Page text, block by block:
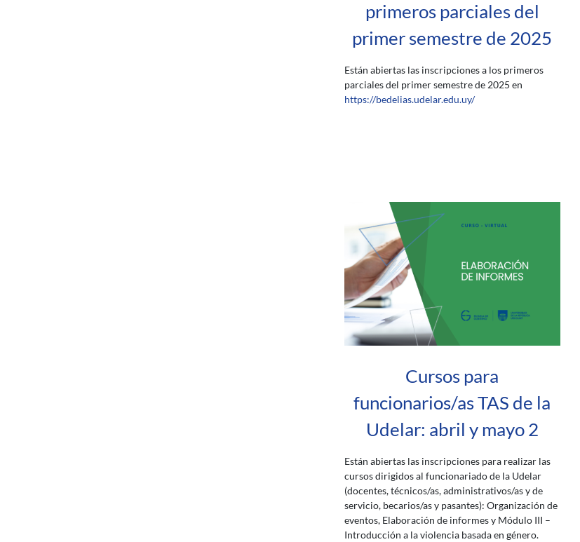
primeros parciales del
primer semestre de 2025
Están abiertas las inscripciones a los primeros
parciales del primer semestre de 2025 en
https://bedelias.udelar.edu.uy/
Cursos para
funcionarios/as TAS de la
Udelar: abril y mayo 2
Están abiertas las inscripciones para realizar las
cursos dirigidos al funcionariado de la Udelar
(docentes, técnicos/as, administrativos/as y de
servicio, becarios/as y pasantes): Organización de
eventos, Elaboración de informes y Módulo III –
Introducción a la violencia basada en género.